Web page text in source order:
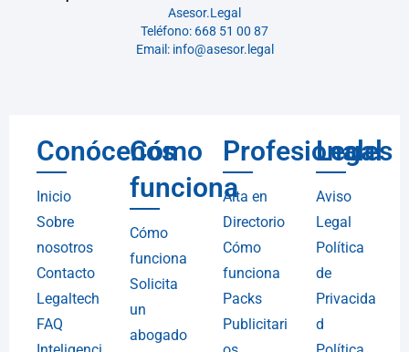
Asesor.Legal
Teléfono: 668 51 00 87
Email: info@asesor.legal
Conócenos
Inicio
Sobre
nosotros
Contacto
Legaltech
FAQ
Cómo
funciona
Cómo
funciona
Solicita
un
abogado
Profesionales
Alta en
Directorio
Cómo
funciona
Packs
Publicitari
Legal
Aviso
Legal
Política
de
Privacida
d